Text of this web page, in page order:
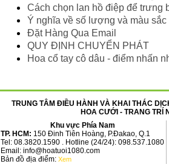
Cách chọn lan hồ điệp để trưng
Ý nghĩa về số lượng và màu sắc
Đặt Hàng Qua Email
QUY ĐỊNH CHUYỂN PHÁT
Hoa cổ tay cô dâu - điểm nhấn
TRUNG TÂM ĐIỀU HÀNH VÀ KHAI THÁC
HOA CƯỚI - TRANG TRÍ
Khu vực Phía Nam
TP. HCM: 150 Đinh Tiên Hoàng, P.Đakao, Q.1
Tel: 08.3820.1590 . Hotline (24/24): 098.537.1080
Email: info@hoatuoi1080.com
Bản đồ địa điểm: Xem